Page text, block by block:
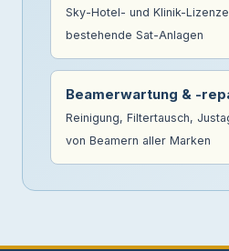
Sky-Hotel- und Klinik-
bestehende Sat-Anlagen
Beamerwartung & -
Reinigung, Filtertausch,
von Beamern aller Marken